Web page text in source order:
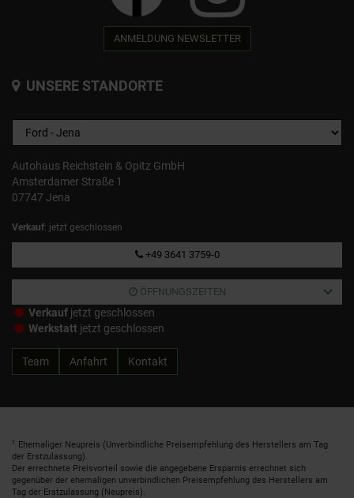
ANMELDUNG NEWSLETTER
UNSERE STANDORTE
Autohaus Reichstein & Opitz GmbH
Amsterdamer Straße 1
07747 Jena
Verkauf: jetzt geschlossen
+49 3641 3759-0
ÖFFNUNGSZEITEN
Verkauf jetzt geschlossen
Werkstatt jetzt geschlossen
Team Anfahrt Kontakt
1 Ehemaliger Neupreis (Unverbindliche Preisempfehlung des Herstellers am Tag
der Erstzulassung).
Der errechnete Preisvorteil sowie die angegebene Ersparnis errechnet sich
gegenüber der ehemaligen unverbindlichen Preisempfehlung des Herstellers am
Tag der Erstzulassung (Neupreis).